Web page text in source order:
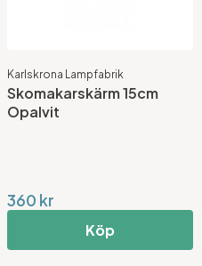
Karlskrona Lampfabrik
Skomakarskärm 15cm
Opalvit
360 kr
Köp